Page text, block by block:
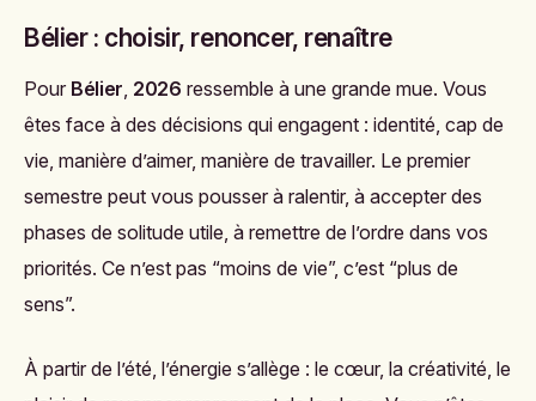
Bélier : choisir, renoncer, renaître
Pour Bélier, 2026 ressemble à une grande mue. Vous
êtes face à des décisions qui engagent : identité, cap de
vie, manière d’aimer, manière de travailler. Le premier
semestre peut vous pousser à ralentir, à accepter des
phases de solitude utile, à remettre de l’ordre dans vos
priorités. Ce n’est pas “moins de vie”, c’est “plus de
sens”.
À partir de l’été, l’énergie s’allège : le cœur, la créativité, le